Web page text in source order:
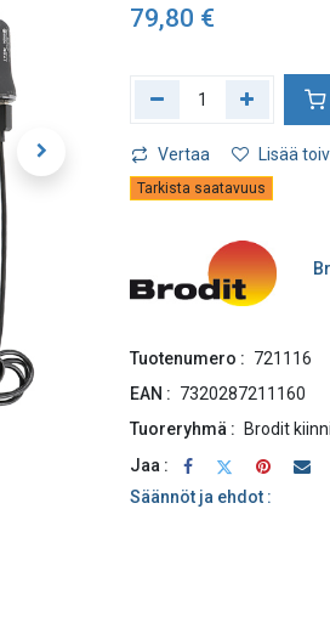
79,80 €
Vertaa Lisää
Tarkista saatavuus
Tuotenumero : 721116
EAN : 7320287211160
Tuoreryhmä :
Brodit
Jaa :
Säännöt ja ehdot :